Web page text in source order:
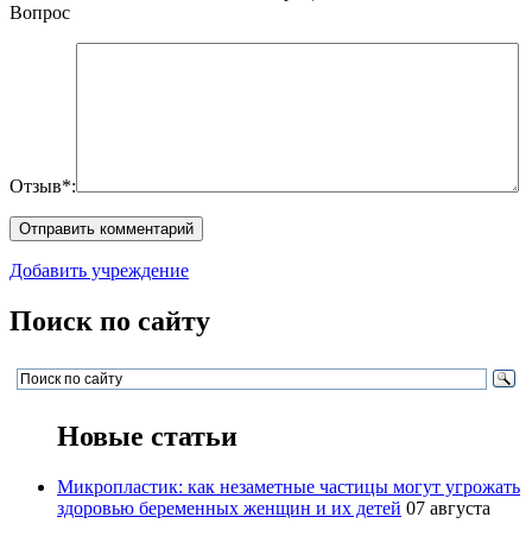
Вопрос
Отзыв*:
Добавить учреждение
Поиск по сайту
Новые статьи
Микропластик: как незаметные частицы могут угрожать
здоровью беременных женщин и их детей 07 августа